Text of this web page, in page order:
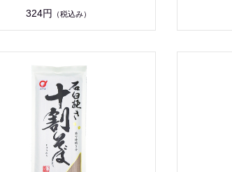
324円
（税込み）